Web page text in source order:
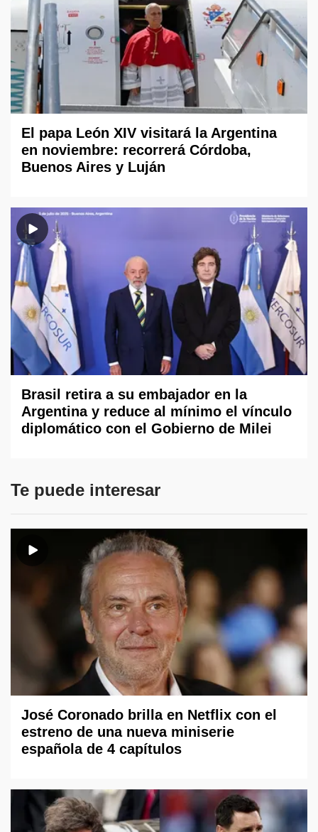
El papa León XIV visitará la Argentina
en noviembre: recorrerá Córdoba,
Buenos Aires y Luján
Brasil retira a su embajador en la
Argentina y reduce al mínimo el vínculo
diplomático con el Gobierno de Milei
Te puede interesar
José Coronado brilla en Netflix con el
estreno de una nueva miniserie
española de 4 capítulos